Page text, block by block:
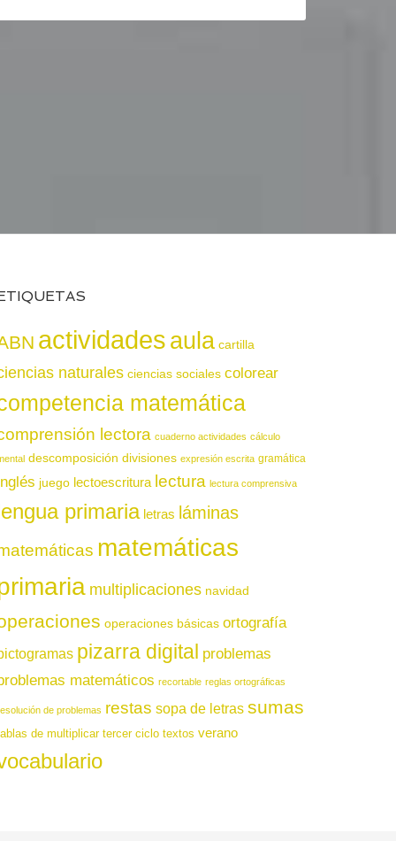
actividadesaula cartilla
naturales ciencias sociales colorear
matemática
lectora cuaderno actividades cálculo
descomposición divisiones expresión escrita gramática
juego lectoescritura lectura lectura comprensiva
primaria letras láminas
matemáticas
multiplicaciones navidad
operaciones básicas ortografía
pizarra digital problemas
matemáticos recortable reglas ortográficas
de problemas restas sopa de letras sumas
de multiplicar tercer ciclo textos verano